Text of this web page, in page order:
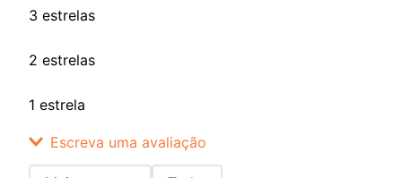
3 estrelas
2 estrelas
1 estrela
Escreva uma avaliação